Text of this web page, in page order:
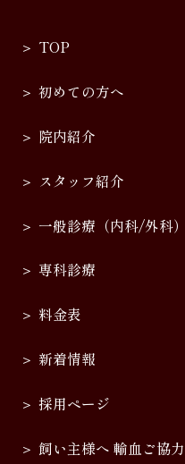
TOP
初めての方へ
院内紹介
スタッフ紹介
一般診療（内科/外科）
専科診療
料金表
新着情報
採用ページ
飼い主様へ 輸血ご協